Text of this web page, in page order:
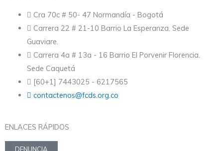
Cra 70c # 50- 47 Normandía - Bogotá
Carrera 22 # 21-10 Barrio La Esperanza. Sede
Guaviare.
Carrera 4a # 13a - 16 Barrio El Porvenir Florencia.
Sede Caquetá
[60+1] 7443025 - 6217565
contactenos@fcds.org.co
ENLACES RÁPIDOS
DENUNCIA